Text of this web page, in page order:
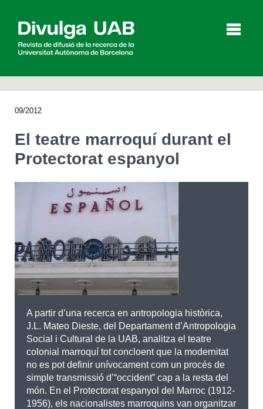
CERCAR
09/2012
El teatre marroquí durant el
Protectorat espanyol
A partir d’una recerca en antropologia històrica,
J.L. Mateo Dieste, del Departament d’Antropologia
Social i Cultural de la UAB, analitza el teatre
colonial marroquí tot concloent que la modernitat
no es pot definir unívocament com un procés de
simple transmissió d’“occident” cap a la resta del
món. En el Protectorat espanyol del Marroc (1912-
1956), els nacionalistes marroquins van organitzar